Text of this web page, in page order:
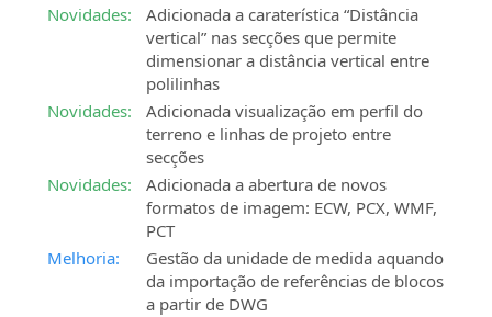
Novidades:
Adicionada a caraterística “Distância
vertical” nas secções que permite
dimensionar a distância vertical entre
polilinhas
Novidades:
Adicionada visualização em perfil do
terreno e linhas de projeto entre
secções
Novidades:
Adicionada a abertura de novos
formatos de imagem: ECW, PCX, WMF,
PCT
Melhoria:
Gestão da unidade de medida aquando
da importação de referências de blocos
a partir de DWG